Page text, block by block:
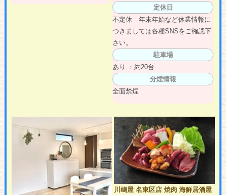
定休日
不定休 年末年始など休業情報に
つきましては各種SNSをご確認下
さい。
駐車場
あり ：約20台
分煙情報
全面禁煙
川嶋屋 名東区店 焼肉 海鮮居酒屋